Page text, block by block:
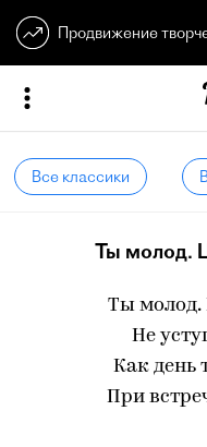
Продвижение
Все классики
Ты молод.
Ты молод.
Не
Как день
При